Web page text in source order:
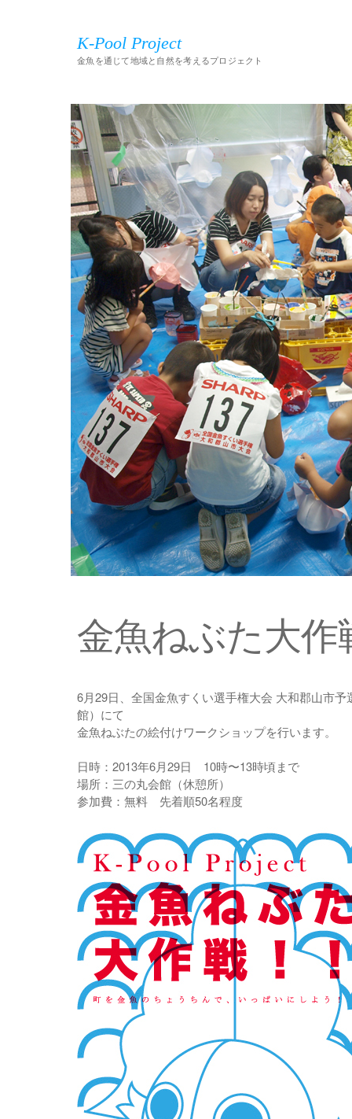
K-Pool Project
金魚を通じて地域と自然を考えるプロジェクト
金魚ねぶた大作
6月29日、全国金魚すくい選手権大会 大和郡山市予
館）にて
金魚ねぶたの絵付けワークショップを行います。
日時：2013年6月29日 10時〜13時頃まで
場所：三の丸会館（休憩所）
参加費：無料 先着順50名程度